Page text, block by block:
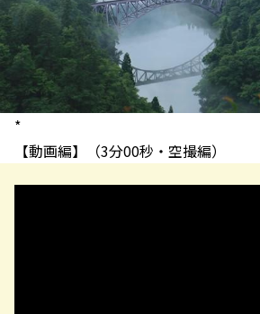
*
【動画編】（3分00秒・空撮編）